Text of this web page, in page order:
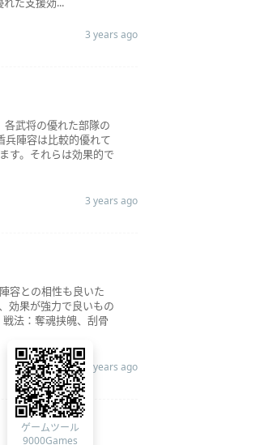
3 years ago
武将の優れた部隊の
陣容は比較的優れて
す。それらは効果的で
3 years ago
容との相性も良いた
効果が強力で良いもの
法：奪魂挟魄、刮骨
3 years ago
ゲームツール
9000Games